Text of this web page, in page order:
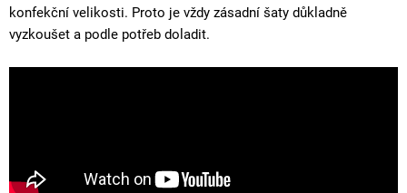
konfekční velikosti. Proto je vždy zásadní šaty důkladně
vyzkoušet a podle potřeb doladit.